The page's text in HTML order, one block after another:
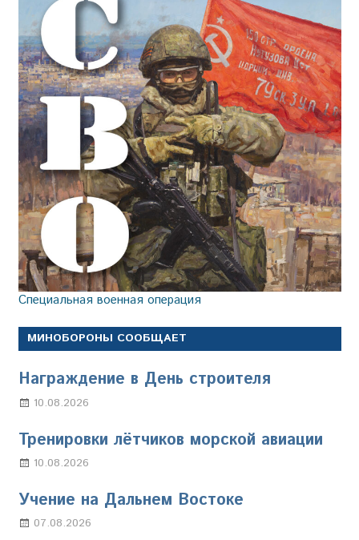
Специальная военная операция
МИНОБОРОНЫ СООБЩАЕТ
Награждение в День строителя
10.08.2026
Тренировки лётчиков морской авиации
10.08.2026
Учение на Дальнем Востоке
07.08.2026